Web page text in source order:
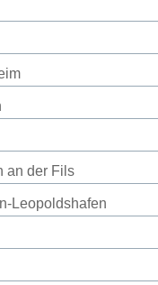
an der Fils
Leopoldshafen